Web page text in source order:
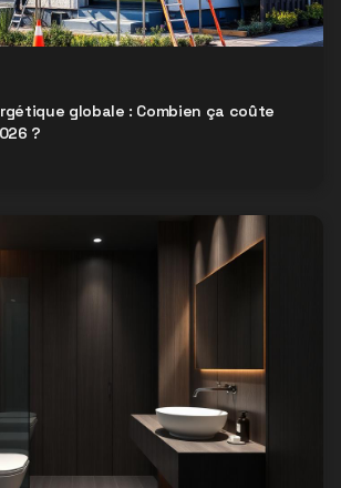
globale : Combien ça coûte
?